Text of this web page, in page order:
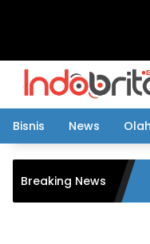
Bisnis News
Breaking News